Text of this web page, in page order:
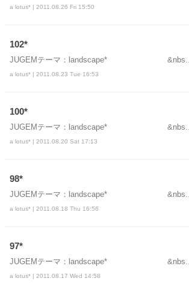
a lotus* | 2011.08.26 Fri 15:50
102*
JUGEMテーマ：landscape* &nbs...
a lotus* | 2011.08.23 Tue 16:53
100*
JUGEMテーマ：landscape* &nbs...
a lotus* | 2011.08.20 Sat 17:13
98*
JUGEMテーマ：landscape* &nbs...
a lotus* | 2011.08.18 Thu 16:56
97*
JUGEMテーマ：landscape* &nbs...
a lotus* | 2011.08.17 Wed 14:58